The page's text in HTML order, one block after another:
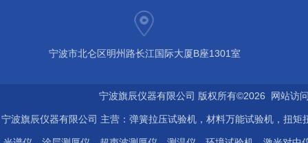
宁波市北仑区明州路长江国际大厦B座1301室
宁波旗辰仪器有限公司 版权所有©2026 网站
宁波旗辰仪器有限公司 主营：弹簧拉压试验机，材料万能试验机，扭